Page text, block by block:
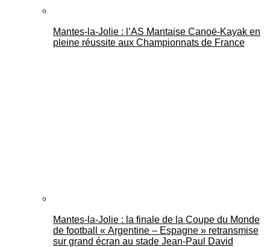
Mantes-la-Jolie : l’AS Mantaise Canoë‑Kayak en
pleine réussite aux Championnats de France
Mantes-la-Jolie : la finale de la Coupe du Monde
de football « Argentine – Espagne » retransmise
sur grand écran au stade Jean-Paul David